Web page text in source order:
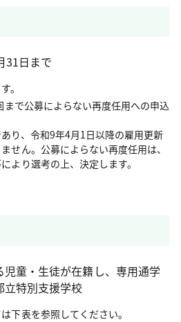
31日まで
。
で公募によらない再度任用への申込
り、令和9年4月1日以降の雇用更新
せん。公募によらない再度任用は、
より選考の上、決定します。
童・生徒が在籍し、専用通学
立特別支援学校
下表を参照してください。